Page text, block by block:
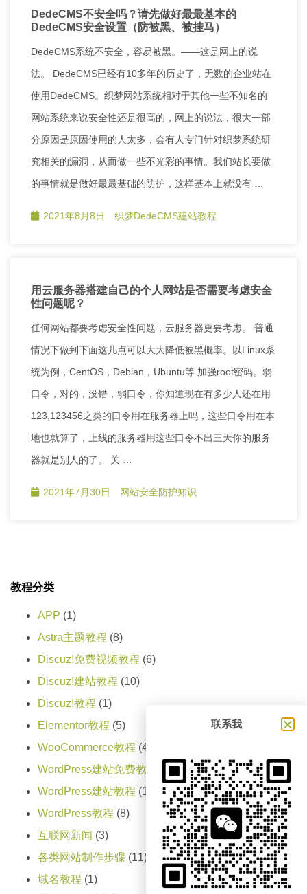
DedeCMS不安全吗？请先做好最最基本的
DedeCMS安全设置（防被黑、被挂马）
DedeCMS系统不安全，容易被黑。——这是网上的说
法。 DedeCMS已经有10多年的历史了，无数的企业站在
使用DedeCMS。织梦网站系统相对于其他一些不知名的
网站系统来说安全性还是很高的，网上的说法，很大一部
分原因是原因使用的人太多，会有人专门针对织梦系统研
究相关的漏洞，从而做一些不光彩的事情。我们站长要做
的事情就是做好最最基础的防护，这样基本上就没有 …
2021年8月8日 织梦DedeCMS建站教程
用云服务器搭建自己的个人网站是否需要考虑安全
性问题呢？
任何网站都要考虑安全性问题，云服务器更要考虑。 普通
情况下做到下面这几点可以大大降低被黑概率。以Linux系
统为例，CentOS，Debian，Ubuntu等 加强root密码。弱
口令，对的，没错，弱口令，你知道现在有多少人还在用
123,123456之类的口令用在服务器上吗，这些口令用在本
地也就算了，上线的服务器用这些口令不出三天你的服务
器就是别人的了。 关 …
2021年7月30日 网站安全防护知识
教程分类
APP (1)
Astra主题教程 (8)
Discuz!免费视频教程 (6)
Discuz!建站教程 (10)
Discuz!教程 (1)
Elementor教程 (5)
WooCommerce教程 (4)
WordPress建站免费教程
(13)
WordPress建站教程 (165)
WordPress教程 (8)
互联网新闻 (3)
各类网站制作步骤 (11)
域名教程 (1)
联系我